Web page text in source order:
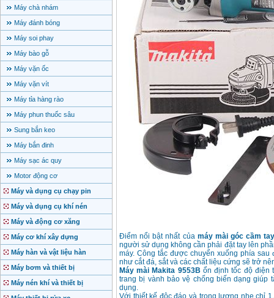
Máy chà nhám
Máy đánh bóng
Máy soi phay
Máy bào gỗ
Máy vặn ốc
Máy vặn vít
Máy tỉa hàng rào
Máy phun thuốc sâu
Sung bắn keo
Máy bắn đinh
Máy sạc ác quy
Motor động cơ
Máy và dụng cụ chạy pin
Máy và dụng cụ khí nén
Máy và động cơ xăng
Máy cơ khí xây dựng
Máy hàn và vật liệu hàn
Máy bơm và thiết bị
Máy nén khí và thiết bị
Điểm nổi bật nhất của máy mài góc cầm
người sử dụng không cần phải đặt tay lên
máy. Công tắc được chuyển xuống phía
như cắt đá, sắt và các chất liệu cứng sẽ trở
Máy mài Makita 9553B ổn định tốc độ điện
trang bị vành bảo vệ chống biến dạng
dụng.